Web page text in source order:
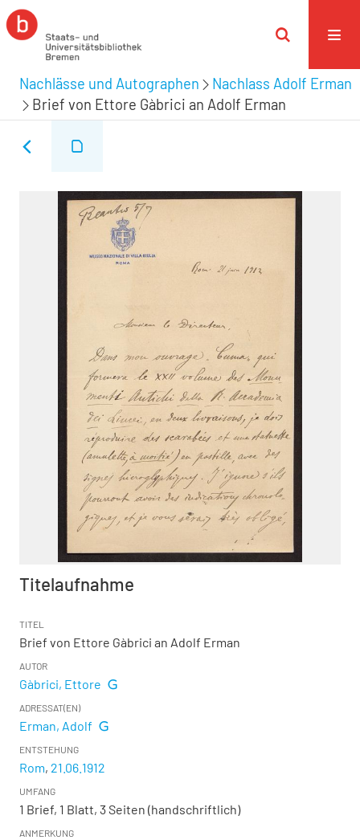
Nachlässe und Autographen
Nachlass Adolf Erman
Brief von Ettore Gàbrici an Adolf Erman
Titelaufnahme
TITEL
Brief von Ettore Gàbrici an Adolf Erman
AUTOR
Gàbrici, Ettore
ADRESSAT(EN)
Erman, Adolf
ENTSTEHUNG
Rom, 21.06.1912
UMFANG
1 Brief, 1 Blatt, 3 Seiten (handschriftlich)
ANMERKUNG